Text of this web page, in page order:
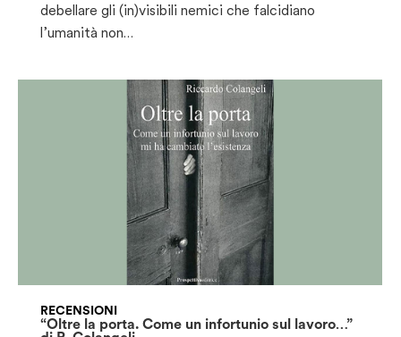
debellare gli (in)visibili nemici che falcidiano
l’umanità non…
RECENSIONI
“Oltre la porta. Come un infortunio sul lavoro…”